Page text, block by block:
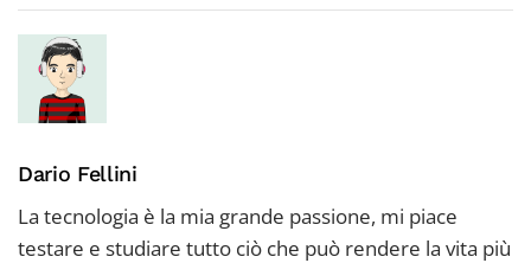
Dario Fellini
La tecnologia è la mia grande passione, mi piace
testare e studiare tutto ciò che può rendere la vita più